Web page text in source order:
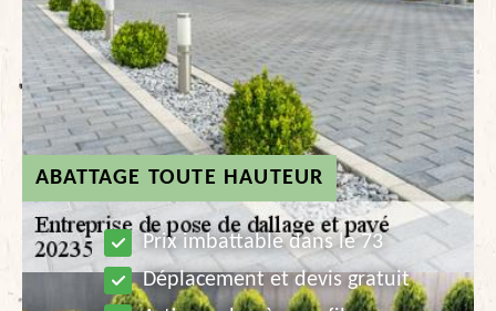
ABATTAGE TOUTE HAUTEUR
Prix imbattable dans le 73
Déplacement et devis gratuit